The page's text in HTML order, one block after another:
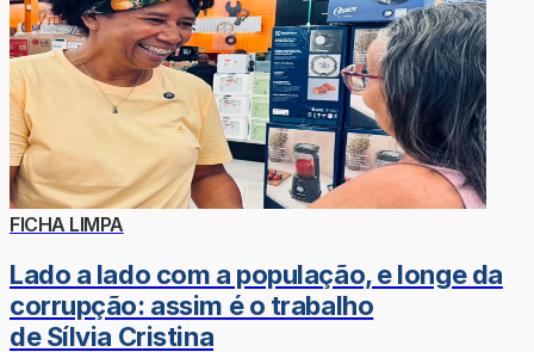
FICHA LIMPA
Lado a lado com a população, e longe da
corrupção: assim é o trabalho
de Sílvia Cristina